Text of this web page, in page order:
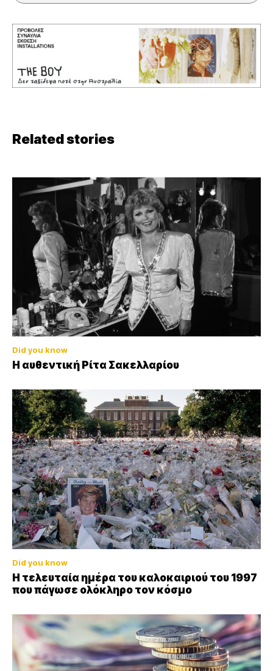
Related stories
Did you know
Η αυθεντική Ρίτα Σακελλαρίου
Did you know
Η τελευταία ημέρα του καλοκαιριού του 1997
που πάγωσε ολόκληρο τον κόσμο